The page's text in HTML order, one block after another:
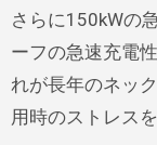
さらに150kWの
ーフの急速充電
れが長年のネッ
用時のストレス